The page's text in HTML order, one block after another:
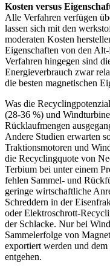
Kosten versus
Alle Verfahren verfügen
lassen sich mit den
moderaten Kosten
Eigenschaften von den
Verfahren hingegen sind
Energieverbrauch zwar
die besten magnetischen
Was die
(28-36 %) und
Rücklaufmengen
Andere Studien erwarten
Traktionsmotoren und
die Recyclingquote von
Terbium bei unter einem
fehlen Sammel- und
geringe wirtschaftliche
Schreddern in der
oder Elektroschrott-
der Schlacke. Nur bei
Sammelerfolge von
exportiert werden und
entgehen.